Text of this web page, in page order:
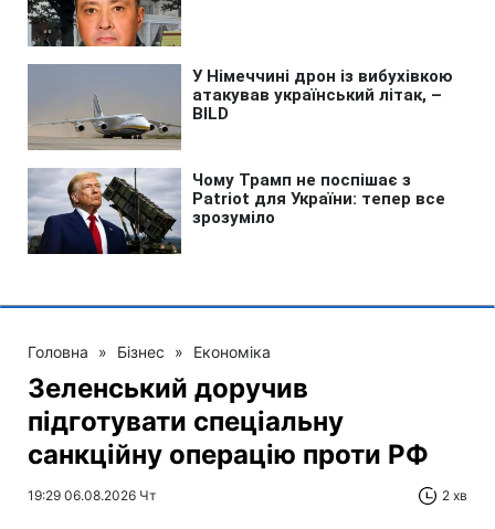
Головна » Бізнес » Економіка
Зеленський доручив
підготувати спеціальну
санкційну операцію проти РФ
19:29 06.08.2026 Чт 2 хв